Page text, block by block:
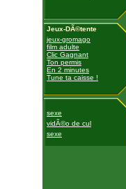
Jeux-DÃ©tente
jeux-gromago
film adulte
Clic Gagnant
Ton permis
En 2 minutes
Tune ta caisse !
sexe
vidÃ©o de cul
sexe